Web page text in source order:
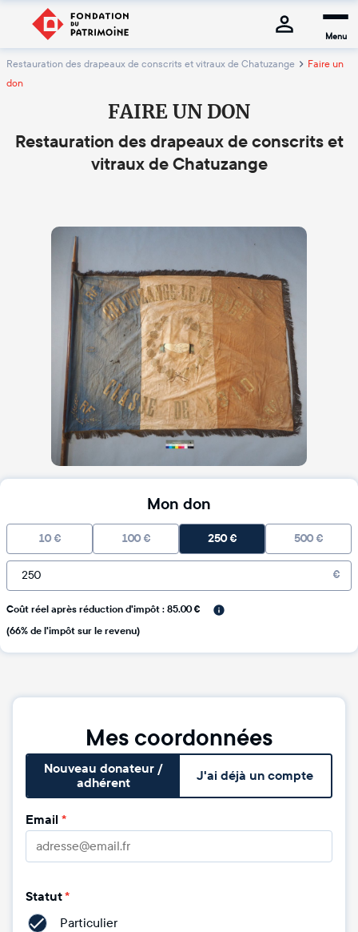
Menu
Restauration des drapeaux de conscrits et vitraux de Chatuzange
Faire un
don
FAIRE UN DON
Restauration des drapeaux de conscrits et
vitraux de Chatuzange
Mon don
10 € 100 € 250€ 500 €
€
Coût réel après réduction d'impôt : 85.00 €
(66% de l'impôt sur le revenu)
Mes coordonnées
Nouveau donateur /
adhérent
J'ai déjà un compte
Email *
Statut*
Particulier